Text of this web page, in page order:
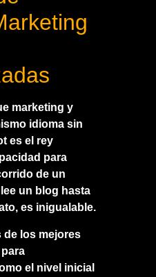
marketing y
idioma sin
es el rey
para
de un
un blog hasta
es inigualable.
de los mejores
el nivel inicial